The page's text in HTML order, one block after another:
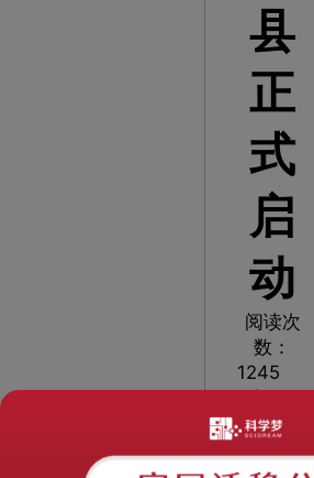
县
正
式
启
动
阅读次
数：
1245
间：
2023-
02-17
09:39:06